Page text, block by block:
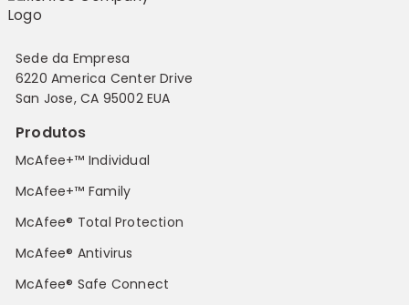
Sede da Empresa
6220 America Center Drive
San Jose, CA 95002 EUA
Produtos
McAfee+™ Individual
McAfee+™ Family
McAfee® Total Protection
McAfee® Antivirus
McAfee® Safe Connect